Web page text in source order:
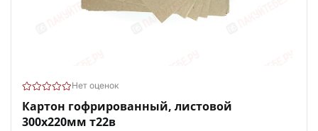
Нет оценок
Картон гофрированный, листовой
300х220мм т22в